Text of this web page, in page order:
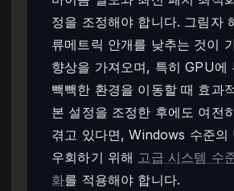
정을 조정해야 합니다. 그림자
류메트릭 안개를 낮추는 것이
향상을 가져오며, 특히 GPU에
빽빽한 환경을 이동할 때 효과
본 설정을 조정한 후에도 여전
겪고 있다면, Windows 수준의
우회하기 위해 고급 시스템 수
화를 적용해야 합니다.